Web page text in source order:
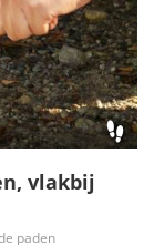
vlakbij
paden